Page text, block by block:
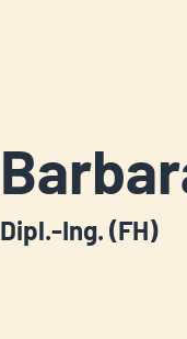
Dipl.-Ing. (FH)